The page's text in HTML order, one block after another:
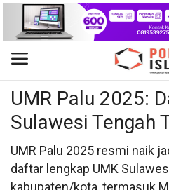
Gabung
Beranda
Kontak
UMR Palu 2025:
Sulawesi Tengah
UMR Palu 2025 resmi naik
daftar lengkap UMK
kabupaten/kota, termasuk